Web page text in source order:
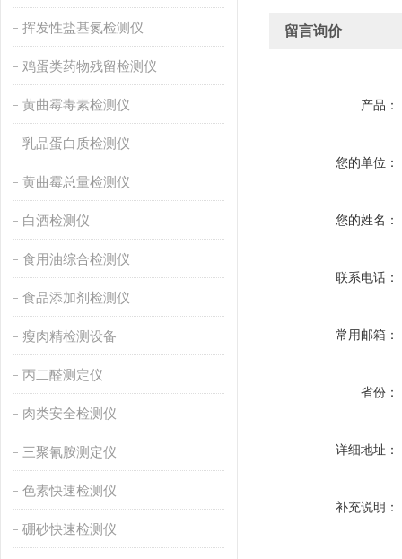
挥发性盐基氮检测仪
鸡蛋类药物残留检测仪
黄曲霉毒素检测仪
乳品蛋白质检测仪
黄曲霉总量检测仪
白酒检测仪
食用油综合检测仪
食品添加剂检测仪
瘦肉精检测设备
丙二醛测定仪
肉类安全检测仪
三聚氰胺测定仪
色素快速检测仪
硼砂快速检测仪
留言询价
产品：
您的单位：
您的姓名：
联系电话：
常用邮箱：
省份：
详细地址：
补充说明：